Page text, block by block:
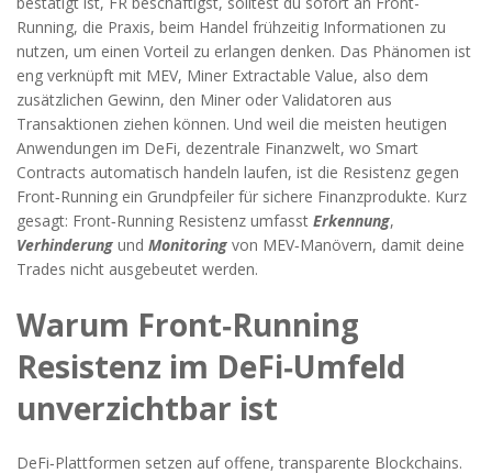
Running, die Praxis, beim Handel frühzeitig Informationen zu
nutzen, um einen Vorteil zu erlangen denken. Das Phänomen ist
eng verknüpft mit MEV, Miner Extractable Value, also dem
zusätzlichen Gewinn, den Miner oder Validatoren aus
Transaktionen ziehen können. Und weil die meisten heutigen
Anwendungen im DeFi, dezentrale Finanzwelt, wo Smart
Contracts automatisch handeln laufen, ist die Resistenz gegen
Front‑Running ein Grundpfeiler für sichere Finanzprodukte. Kurz
gesagt: Front‑Running Resistenz umfasst Erkennung,
Verhinderung und Monitoring von MEV‑Manövern, damit deine
Trades nicht ausgebeutet werden.
Warum Front‑Running
Resistenz im DeFi‑Umfeld
unverzichtbar ist
DeFi‑Plattformen setzen auf offene, transparente Blockchains.